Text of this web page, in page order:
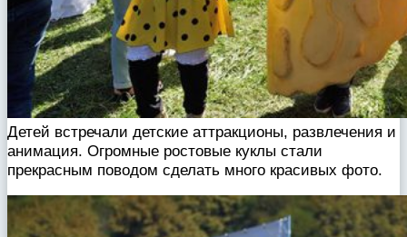
Детей встречали детские аттракционы, развлечения и
анимация. Огромные ростовые куклы стали
прекрасным поводом сделать много красивых фото.